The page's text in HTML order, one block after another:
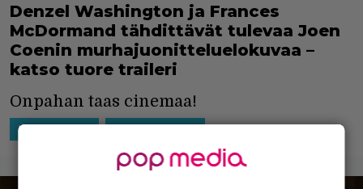
Denzel Washington ja Frances
McDormand tähdittävät tulevaa Joen
Coenin murhajuonitteluelokuvaa –
katso tuore traileri
Onpahan taas cinemaa!
HOLLYWOOD SUORATOISTO 21.9.2021 18:31 Niko Ikonen